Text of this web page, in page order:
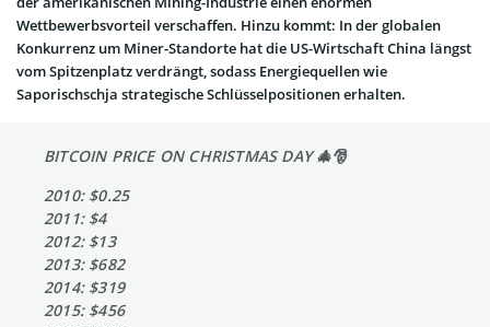
Wettbewerbsvorteil verschaffen. Hinzu kommt: In der globalen
Konkurrenz um Miner-Standorte hat die US-Wirtschaft China längst
vom Spitzenplatz verdrängt, sodass Energiequellen wie
Saporischschja strategische Schlüsselpositionen erhalten.
BITCOIN PRICE ON CHRISTMAS DAY 🎄🎅
2010: $0.25
2011: $4
2012: $13
2013: $682
2014: $319
2015: $456